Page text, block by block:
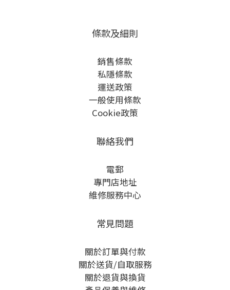
條款及細則
銷售條款
私隱條款
運送政策
一般使用條款
Cookie政策
聯絡我們
電郵
專門店地址
維修服務中心
常見問題
關於訂單與付款
關於送貨/自取服務
關於退貨與換貨